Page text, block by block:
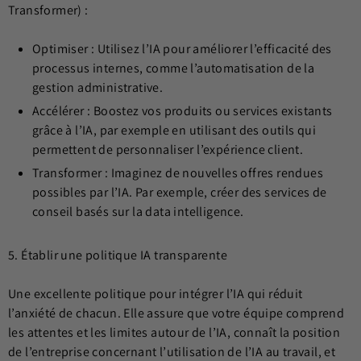
Transformer) :
Optimiser : Utilisez l’IA pour améliorer l’efficacité des
processus internes, comme l’automatisation de la
gestion administrative.
Accélérer : Boostez vos produits ou services existants
grâce à l’IA, par exemple en utilisant des outils qui
permettent de personnaliser l’expérience client.
Transformer : Imaginez de nouvelles offres rendues
possibles par l’IA. Par exemple, créer des services de
conseil basés sur la data intelligence.
5. Établir une politique IA transparente
Une excellente politique pour intégrer l’IA qui réduit
l’anxiété de chacun. Elle assure que votre équipe comprend
les attentes et les limites autour de l’IA, connaît la position
de l’entreprise concernant l’utilisation de l’IA au travail, et